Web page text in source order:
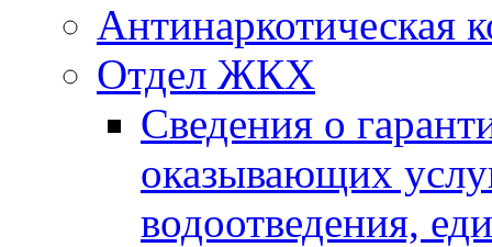
Антинаркотическая
Отдел ЖКХ
Сведения о
оказывающих
водоотведения,